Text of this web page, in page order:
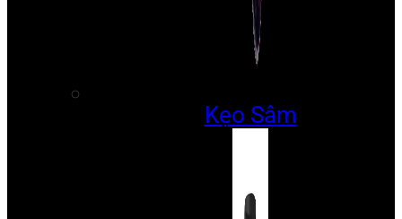
Kẹo Sâm